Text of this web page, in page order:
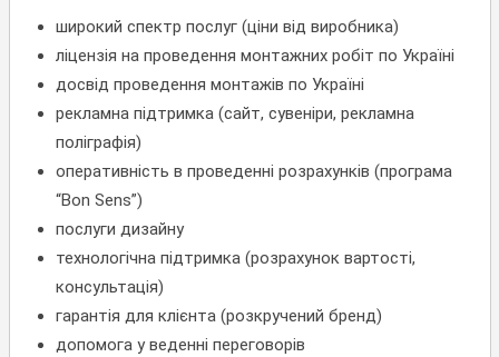
широкий спектр послуг (ціни від виробника)
ліцензія на проведення монтажних робіт по Україні
досвід проведення монтажів по Україні
рекламна підтримка (сайт, сувеніри, рекламна
поліграфія)
оперативність в проведенні розрахунків (програма
“Bon Sens”)
послуги дизайну
технологічна підтримка (розрахунок вартості,
консультація)
гарантія для клієнта (розкручений бренд)
допомога у веденні переговорів